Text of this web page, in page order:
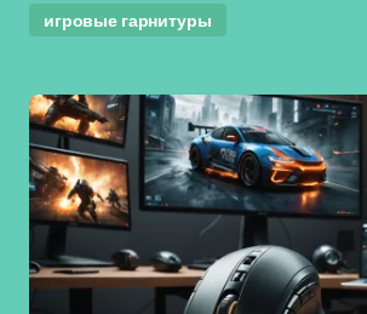
игровые гарнитуры